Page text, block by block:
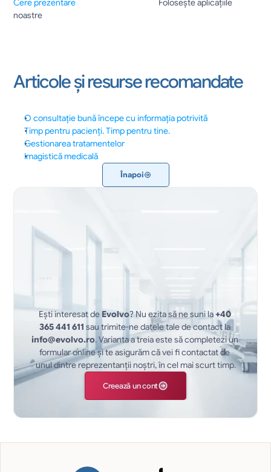
Cere prezentare
Articole și resurse recomandate
O consultație bună începe cu informația potrivită
Timp pentru pacienți. Timp pentru tine.
Gestionarea tratamentelor
Imagistică medicală
Înapoi
Ești interesat de Evolvo? Nu ezita să ne suni la +40
365 441 611
sau trimite-ne datele tale de contact la
info@evolvo.ro. Varianta a treia este să completezi un
formular online și te asigurăm că vei fi contactat de
unul dintre reprezentanții noștri, în cel mai scurt timp.
Creează un cont